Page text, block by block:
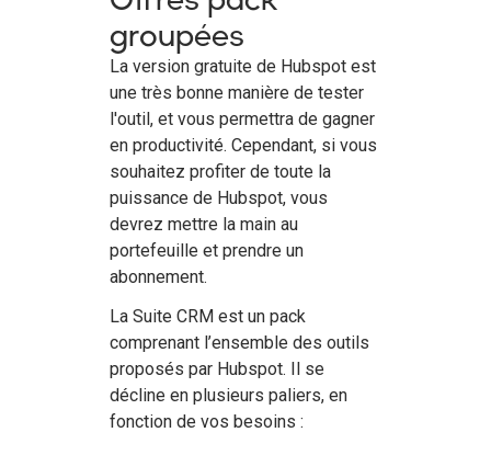
groupées
La version gratuite de Hubspot est
une très bonne manière de tester
l'outil, et vous permettra de gagner
en productivité. Cependant, si vous
souhaitez profiter de toute la
puissance de Hubspot, vous
devrez mettre la main au
portefeuille et prendre un
abonnement.
La Suite CRM est un pack
comprenant l’ensemble des outils
proposés par Hubspot. Il se
décline en plusieurs paliers, en
fonction de vos besoins :